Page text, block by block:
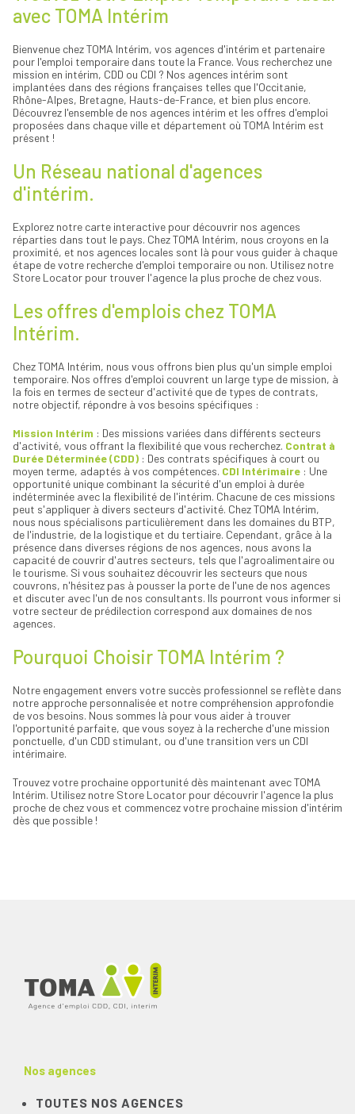
Pas-de-Calais
Puy-de-Dôme
Rhône
Saône-et-Loire
Sarthe
Seine-et-Marne
Var
Lille
Louhans
Mérignac
Mitry-Mory
Monistrol-sur-Loire
Montbrison
Montereau-Fault-Yonne
Montpellier
Muret
Nancy
Neuville-sur-Saône
Orléans
Quimper
Rodez
Saint-Étienne
Saint-Herblain
Saint-Laurent-sur-Saône
Saint-Maximin-la-Sainte-Baume
Tours
Truyes
Vienne
avec TOMA Intérim
Bienvenue chez TOMA Intérim, vos agences d'intérim et partenaire
pour l'emploi temporaire dans toute la France. Vous recherchez une
mission en intérim, CDD ou CDI ? Nos agences intérim sont
implantées dans des régions françaises telles que l'Occitanie,
Rhône-Alpes, Bretagne, Hauts-de-France, et bien plus encore.
Découvrez l'ensemble de nos agences intérim et les offres d'emploi
proposées dans chaque ville et département où TOMA Intérim est
présent !
Un Réseau national d'agences
d'intérim.
Explorez notre carte interactive pour découvrir nos agences
réparties dans tout le pays. Chez TOMA Intérim, nous croyons en la
proximité, et nos agences locales sont là pour vous guider à chaque
étape de votre recherche d'emploi temporaire ou non. Utilisez notre
Store Locator pour trouver l'agence la plus proche de chez vous.
Les offres d'emplois chez TOMA
Intérim.
Chez TOMA Intérim, nous vous offrons bien plus qu'un simple emploi
temporaire. Nos offres d'emploi couvrent un large type de mission, à
la fois en termes de secteur d'activité que de types de contrats,
notre objectif, répondre à vos besoins spécifiques :
Mission Intérim : Des missions variées dans différents secteurs
d'activité, vous offrant la flexibilité que vous recherchez. Contrat à
Durée Déterminée (CDD) : Des contrats spécifiques à court ou
moyen terme, adaptés à vos compétences. CDI Intérimaire : Une
opportunité unique combinant la sécurité d'un emploi à durée
indéterminée avec la flexibilité de l'intérim. Chacune de ces missions
peut s'appliquer à divers secteurs d'activité. Chez TOMA Intérim,
nous nous spécialisons particulièrement dans les domaines du BTP,
de l'industrie, de la logistique et du tertiaire. Cependant, grâce à la
présence dans diverses régions de nos agences, nous avons la
capacité de couvrir d'autres secteurs, tels que l'agroalimentaire ou
le tourisme. Si vous souhaitez découvrir les secteurs que nous
couvrons, n'hésitez pas à pousser la porte de l'une de nos agences
et discuter avec l'un de nos consultants. Ils pourront vous informer si
votre secteur de prédilection correspond aux domaines de nos
agences.
Pourquoi Choisir TOMA Intérim ?
Notre engagement envers votre succès professionnel se reflète dans
notre approche personnalisée et notre compréhension approfondie
de vos besoins. Nous sommes là pour vous aider à trouver
l'opportunité parfaite, que vous soyez à la recherche d'une mission
ponctuelle, d'un CDD stimulant, ou d'une transition vers un CDI
intérimaire.
Trouvez votre prochaine opportunité dès maintenant avec TOMA
Intérim. Utilisez notre Store Locator pour découvrir l'agence la plus
proche de chez vous et commencez votre prochaine mission d'intérim
dès que possible !
Nos agences
TOUTES NOS AGENCES